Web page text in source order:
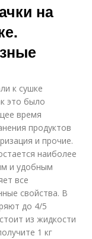
на
к сушке
это было
время
продуктов
и прочие.
наиболее
и удобным
все
свойства. В
до 4/5
из жидкости
1 кг